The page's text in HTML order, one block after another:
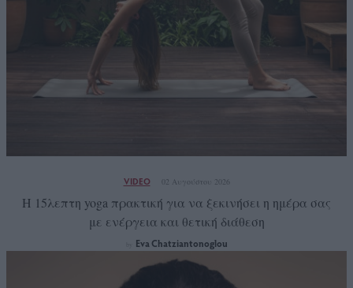
VIDEO 02 Αυγούστου 2026
Η 15λεπτη yoga πρακτική για να ξεκινήσει η ημέρα σας
με ενέργεια και θετική διάθεση
Eva Chatziantonoglou